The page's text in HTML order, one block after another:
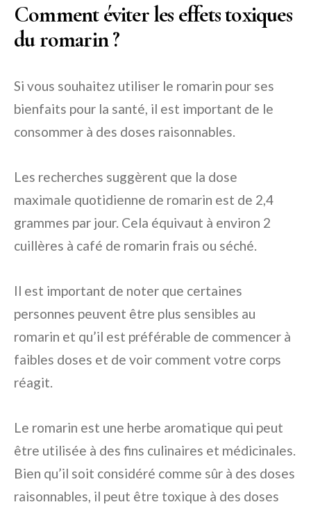
Comment éviter les effets toxiques
du romarin ?
Si vous souhaitez utiliser le romarin pour ses
bienfaits pour la santé, il est important de le
consommer à des doses raisonnables.
Les recherches suggèrent que la dose
maximale quotidienne de romarin est de 2,4
grammes par jour. Cela équivaut à environ 2
cuillères à café de romarin frais ou séché.
Il est important de noter que certaines
personnes peuvent être plus sensibles au
romarin et qu’il est préférable de commencer à
faibles doses et de voir comment votre corps
réagit.
Le romarin est une herbe aromatique qui peut
être utilisée à des fins culinaires et médicinales.
Bien qu’il soit considéré comme sûr à des doses
raisonnables, il peut être toxique à des doses